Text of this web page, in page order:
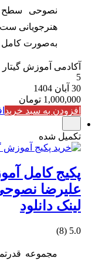
نصوحی سطح
هنرجویانی
به‌صورت کامل
آکادمی آموزش
5
30 آبان 1404
1,000,000 تومان
افزودن به سبد خرید
تکمیل شده
پکیج کامل
علیرضا
لینک دانلود
5.0 (8)
مجموعه